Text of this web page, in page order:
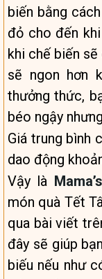
biến bằng
đỏ cho đến
khi chế biến
sẽ ngon hơn
thưởng thức,
béo ngậy
Giá trung bình
dao động
Vậy là
món quà Tết
qua bài viết
đây sẽ giúp
biếu nếu như